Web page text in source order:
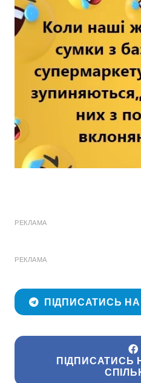
РЕКЛАМА
РЕКЛАМА
ПІДПИСАТИСЬ НА
ПІДПИСАТИСЬ